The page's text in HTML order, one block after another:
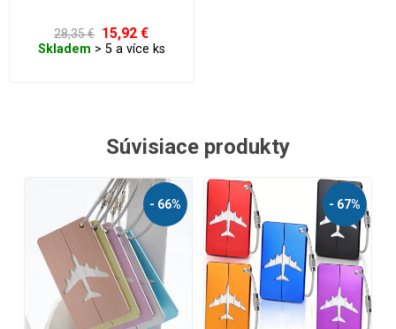
28,35 € 15,92 €
Skladem > 5 a více ks
Súvisiace produkty
- 67%